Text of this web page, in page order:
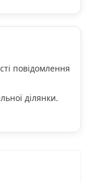
повідомлення
ділянки.